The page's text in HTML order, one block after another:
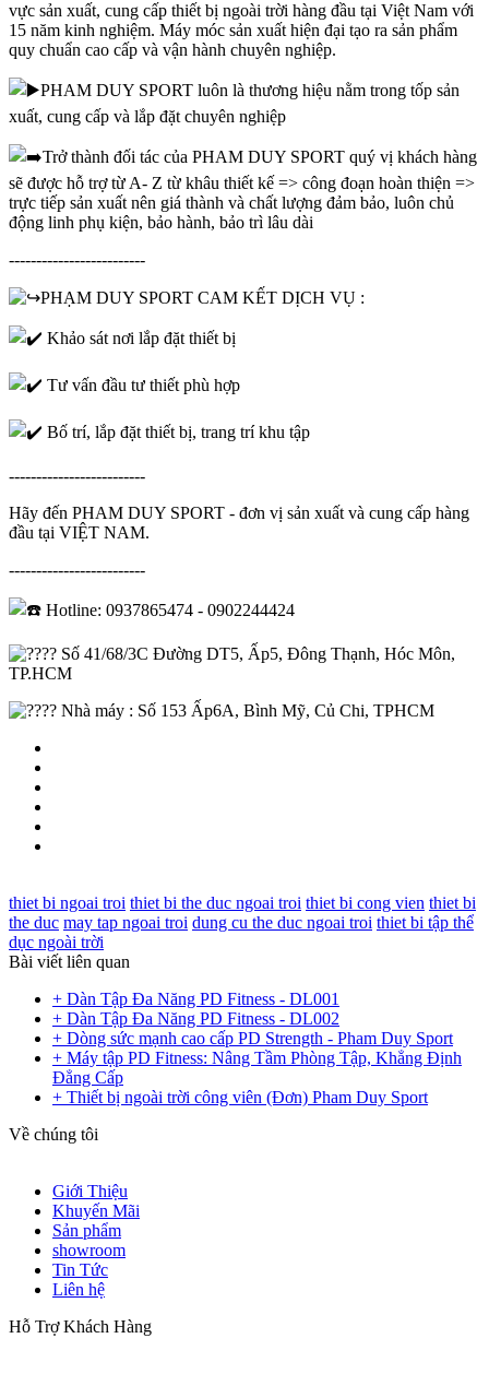
vực sản xuất, cung cấp thiết bị ngoài trời hàng đầu tại Việt Nam với
15 năm kinh nghiệm. Máy móc sản xuất hiện đại tạo ra sản phẩm
quy chuẩn cao cấp và vận hành chuyên nghiệp.
PHAM DUY SPORT luôn là thương hiệu nằm trong tốp sản
xuất, cung cấp và lắp đặt chuyên nghiệp
Trở thành đối tác của PHAM DUY SPORT quý vị khách hàng
sẽ được hỗ trợ từ A- Z từ khâu thiết kế => công đoạn hoàn thiện =>
trực tiếp sản xuất nên giá thành và chất lượng đảm bảo, luôn chủ
động linh phụ kiện, bảo hành, bảo trì lâu dài
-------------------------
PHẠM DUY SPORT CAM KẾT DỊCH VỤ :
Khảo sát nơi lắp đặt thiết bị
Tư vấn đầu tư thiết phù hợp
Bố trí, lắp đặt thiết bị, trang trí khu tập
-------------------------
Hãy đến PHAM DUY SPORT - đơn vị sản xuất và cung cấp hàng
đầu tại VIỆT NAM.
-------------------------
Hotline: 0937865474 - 0902244424
Số 41/68/3C Đường DT5, Ấp5, Đông Thạnh, Hóc Môn,
TP.HCM
Nhà máy : Số 153 Ấp6A, Bình Mỹ, Củ Chi, TPHCM
thiet bi ngoai troi thiet bi the duc ngoai troi thiet bi cong vien thiet bi
the duc may tap ngoai troi dung cu the duc ngoai troi thiet bi tập thể
dục ngoài trời
Bài viết liên quan
+ Dàn Tập Đa Năng PD Fitness - DL001
+ Dàn Tập Đa Năng PD Fitness - DL002
+ Dòng sức mạnh cao cấp PD Strength - Pham Duy Sport
+ Máy tập PD Fitness: Nâng Tầm Phòng Tập, Khẳng Định
Đẳng Cấp
+ Thiết bị ngoài trời công viên (Đơn) Pham Duy Sport
Về chúng tôi
Giới Thiệu
Khuyến Mãi
Sản phẩm
showroom
Tin Tức
Liên hệ
Hỗ Trợ Khách Hàng